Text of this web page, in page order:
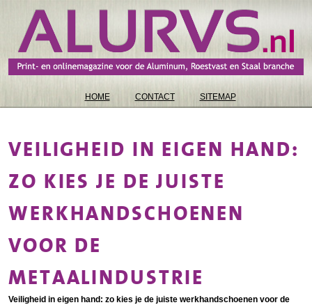
HOME CONTACT SITEMAP
VEILIGHEID IN EIGEN HAND:
ZO KIES JE DE JUISTE
WERKHANDSCHOENEN
VOOR DE
METAALINDUSTRIE
Veiligheid in eigen hand: zo kies je de juiste werkhandschoenen voor de